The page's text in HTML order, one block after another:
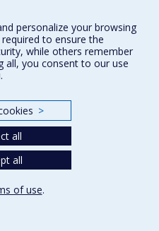
personalize your browsing
to ensure the
while others remember
all, you consent to our use
>
all
all
of use.